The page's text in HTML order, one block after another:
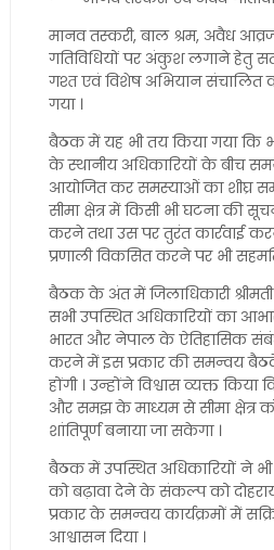
मानव तस्करी, बाल श्रम, अवैध
गतिविधियों पर अंकुश लगाने हेतु
गश्त एवं विशेष अभियान संचालित
गया ।
बैठक में यह भी तय किया गया कि
के स्थानीय अधिकारियों के बीच
आयोजित कर समस्याओं का शीघ्र
सीमा क्षेत्र में किसी भी घटना की
करने तथा उस पर तुरंत कार्रवाई
प्रणाली विकसित करने पर भी
बैठक के अंत में जिलाधिकारी
सभी उपस्थित अधिकारियों का
भारत और नेपाल के ऐतिहासिक
करने में इस प्रकार की समन्वय
होंगी । उन्होंने विश्वास व्यक्त
और समझ के माध्यम से सीमा क्षेत्र
शांतिपूर्ण बनाया जा सकेगा ।
बैठक में उपस्थित अधिकारियों ने भी
को बढ़ावा देने के संकल्प को
प्रकार के समन्वय कार्यक्रमों में
आश्वासन दिया ।